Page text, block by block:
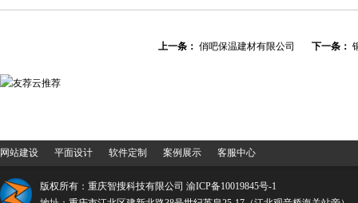
上一条： 俏吧保温建材有限公司 下一条：
网站建设 平面设计 软件定制 案例展示 客服中心
版权所有：重庆智搜科技有限公司 渝ICP备10019845号-1